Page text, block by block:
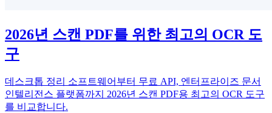
2026년 스캔 PDF를 위한 최고의 OCR 도
구
데스크톱 정리 소프트웨어부터 무료 API, 엔터프라이즈 문서
인텔리전스 플랫폼까지 2026년 스캔 PDF용 최고의 OCR 도구
를 비교합니다.